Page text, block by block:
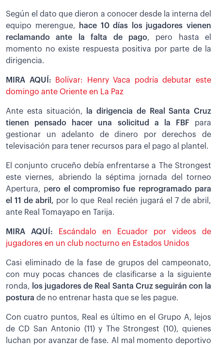
Según el dato que dieron a conocer desde la interna del
equipo merengue,
hace 10 días los jugadores vienen
reclamando ante la falta de pago, pero hasta el
momento no existe respuesta positiva por parte de la
dirigencia.
MIRA AQUÍ:
Bolívar: Henry Vaca podría debutar este
domingo ante Oriente en La Paz
Ante esta situación,
la dirigencia de Real Santa Cruz
tienen pensado hacer una solicitud a la FBFpara
gestionar un adelanto de dinero por derechos de
televisación para tener recursos para el pago al plantel.
El conjunto cruceño debía enfrentarse a The Strongest
este viernes, abriendo la séptima jornada del torneo
Apertura, pero el compromiso fue reprogramado para
el 11 de abril, por lo que Real recién jugará el 7 de abril,
ante Real Tomayapo en Tarija.
MIRA AQUÍ:
Escándalo en Ecuador por videos de
jugadores en un club nocturno en Estados Unidos
Casi eliminado de la fase de grupos del campeonato,
con muy pocas chances de clasificarse a la siguiente
ronda, los jugadores de Real Santa Cruz seguirán con la
postura de no entrenar hasta que se les pague.
Con cuatro puntos, Real es último en el Grupo A, lejos
de CD San Antonio (11) y The Strongest (10), quienes
luchan por avanzar de fase. Al mal momento deportivo